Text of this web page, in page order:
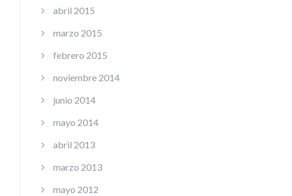
abril 2015
marzo 2015
febrero 2015
noviembre 2014
junio 2014
mayo 2014
abril 2013
marzo 2013
mayo 2012